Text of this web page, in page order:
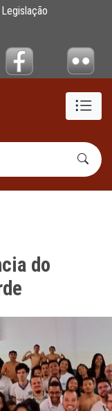
Projeto Griô
Legislação
do